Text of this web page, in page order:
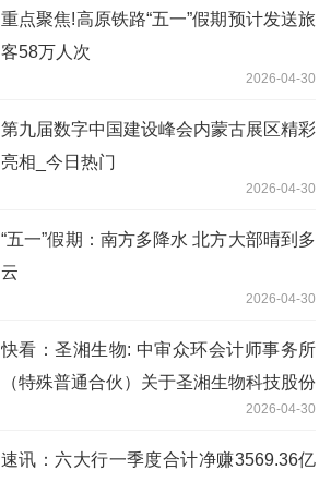
重点聚焦!高原铁路“五一”假期预计发送旅
客58万人次
2026-04-30
第九届数字中国建设峰会内蒙古展区精彩
亮相_今日热门
2026-04-30
“五一”假期：南方多降水 北方大部晴到多
云
2026-04-30
快看：圣湘生物: 中审众环会计师事务所
（特殊普通合伙）关于圣湘生物科技股份
有限公司2025年度内部控制审计报告
2026-04-30
速讯：六大行一季度合计净赚3569.36亿